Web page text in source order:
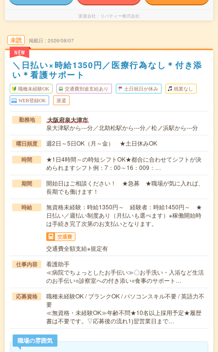
派遣会社 リバティー株式会社
未読
NEW
掲載日 2026/08/07
＼日払い×時給1350円／医療行為なし＊付き添
い＊看護サポート
職種未経験OK 交通費別途支給あり 土日祝日が休み 残業なし
WEB登録OK 派遣
勤務地 大阪府泉大津市
泉大津駅から---分／北助松駅から---分／松ノ浜駅から---分
曜日頻度 週2日～5日OK（月～金） ★土日休みOK
時間
★1日4時間～の時短シフトOK★都合に合わせてシフトが決
められますシフト例：7：00～16：009：…
期間
開始日はご相談ください！ ★急募 ★職場が気に入れば、
長期でも働けます！
時給
無資格未経験：時給1350円～ 経験者：時給1450円～ ★
日払い／週払い制度あり（月払いも選べます）※稼働開始時
は手続き完了次第のお支払いとなります。
交通費
交通費全額支給※規定有
仕事内容
看護助手
≪病院でちょっとしたお手伝い≫〇お手洗い・入浴など生活
のお手伝い○診察室への付き添い○食事のサポート…
応募資格
職種未経験OK / ブランクOK / パソコンスキル不要 / 英語力不
要
≪無資格・未経験OK≫年齢不問★10名以上採用予定★履歴
書は不要です。▽応募後の流れ1)翌営業日まで…
職場の雰囲気